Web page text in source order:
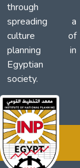
through
spreading a
culture of
planning in
Egyptian
society.